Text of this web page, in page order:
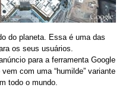
do planeta. Essa é uma das
os seus usuários.
para a ferramenta Google
com uma “humilde” variante
todo o mundo.